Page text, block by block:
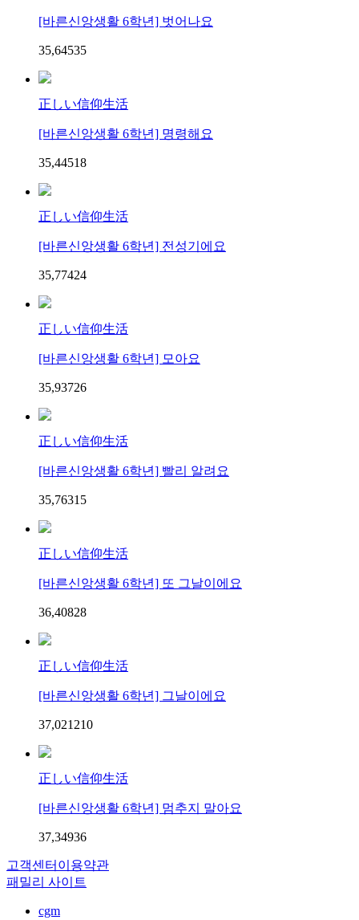
[바른신앙생활 6학년] 벗어나요
35,64535
正しい信仰生活
[바른신앙생활 6학년] 명령해요
35,44518
正しい信仰生活
[바른신앙생활 6학년] 전성기에요
35,77424
正しい信仰生活
[바른신앙생활 6학년] 모아요
35,93726
正しい信仰生活
[바른신앙생활 6학년] 빨리 알려요
35,7631 5
正しい信仰生活
[바른신앙생활 6학년] 또 그날이에요
36,40828
正しい信仰生活
[바른신앙생활 6학년] 그날이에요
37,021 210
正しい信仰生活
[바른신앙생활 6학년] 멈추지 말아요
37,34936
고객센터 이용약관
패밀리 사이트
cgm